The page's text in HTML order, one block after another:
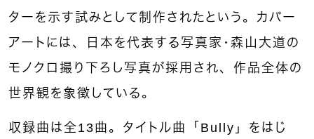
ターを示す試みとして制作されたという。カバー
アートには、日本を代表する写真家・森山大道の
モノクロ撮り下ろし写真が採用され、作品全体の
世界観を象徴している。
収録曲は全13曲。タイトル曲「Bully」をはじ